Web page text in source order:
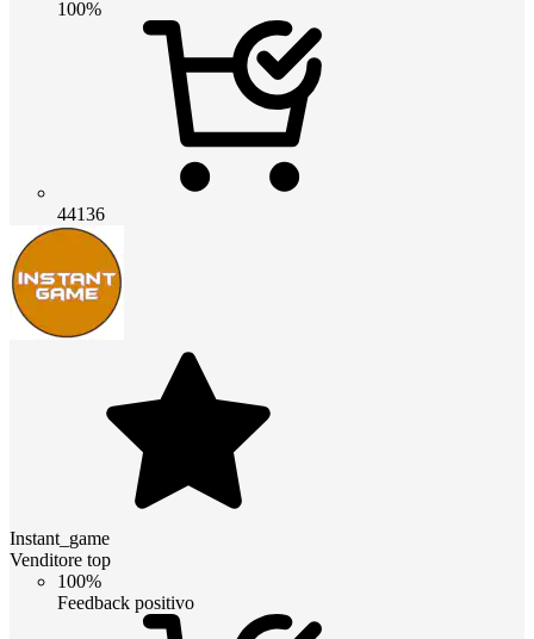
100%
44136
Instant_game
Venditore top
100%
Feedback positivo